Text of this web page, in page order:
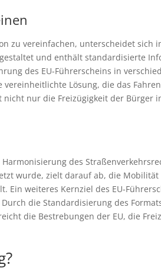
zu vereinfachen, unterscheidet sich
und enthält standardisierte
des EU-Führerscheins in
Lösung, die das
nur die Freizügigkeit der Bürger
des
wurde, zielt darauf ab, die
weiteres Kernziel des EU-
die Standardisierung des
die Bestrebungen der EU, die